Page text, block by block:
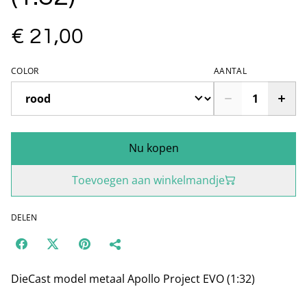
€ 21,00
COLOR AANTAL
Nu kopen
Toevoegen aan winkelmandje
DELEN
DieCast model metaal Apollo Project EVO (1:32)